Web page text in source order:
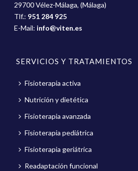
29700 Vélez-Málaga, (Málaga)
Tlf.: 951 284 925
E-Mail: info@viten.es
SERVICIOS Y TRATAMIENTOS
Fisioterapia activa
Nutrición y dietética
Fisioterapia avanzada
Fisioterapia pediátrica
Fisioterapia geriátrica
Readaptación funcional